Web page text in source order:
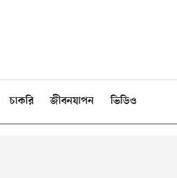
চাকরি জীবনযাপন ভিডিও